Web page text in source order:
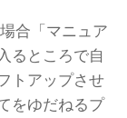
合「マニュア
るところで自
トアップさせ
をゆだねるプ